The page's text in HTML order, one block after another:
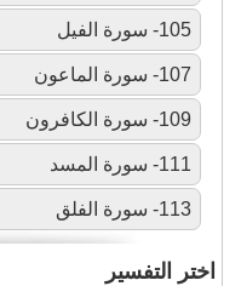
105- سورة الفيل
107- سورة الماعون
109- سورة الكافرون
111- سورة المسد
113- سورة الفلق
اختر التفسير